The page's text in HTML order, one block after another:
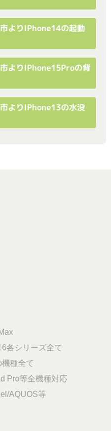
よりiPhone14の起動
よりiPhone15Proの背
よりiPhone13の水没
各シリーズ全て
種全て
Pro等全機種対応
AQUOS等